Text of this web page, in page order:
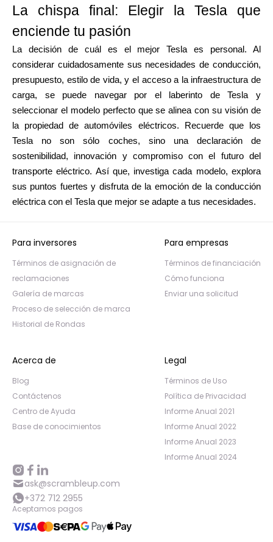
La chispa final: Elegir la Tesla que
enciende tu pasión
La decisión de cuál es el mejor Tesla es personal. Al
considerar cuidadosamente sus necesidades de conducción,
presupuesto, estilo de vida, y el acceso a la infraestructura de
carga, se puede navegar por el laberinto de Tesla y
seleccionar el modelo perfecto que se alinea con su visión de
la propiedad de automóviles eléctricos. Recuerde que los
Tesla no son sólo coches, sino una declaración de
sostenibilidad, innovación y compromiso con el futuro del
transporte eléctrico. Así que, investiga cada modelo, explora
sus puntos fuertes y disfruta de la emoción de la conducción
eléctrica con el Tesla que mejor se adapte a tus necesidades.
Para inversores
Términos de asignación de
reclamaciones
Galería de marcas
Proceso de selección de marca
Historial de Rondas
Para empresas
Términos de financiación
Cómo funciona
Enviar una solicitud
Acerca de
Blog
Contáctenos
Centro de Ayuda
Base de conocimientos
Legal
Términos de Uso
Política de Privacidad
Informe Anual 2021
Informe Anual 2022
Informe Anual 2023
Informe Anual 2024
ask@scrambleup.com
+372 712 2955
Aceptamos pagos